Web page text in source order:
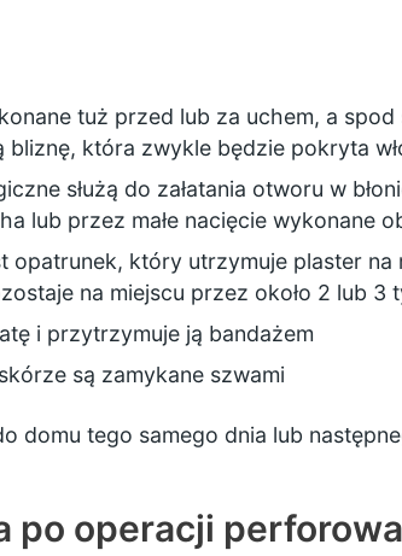
tuż przed lub za uchem, a
która zwykle będzie pokryta
służą do załatania otworu w
lub przez małe nacięcie wykonane
opatrunek, który utrzymuje plaster
na miejscu przez około 2 lub 3
i przytrzymuje ją bandażem
są zamykane szwami
domu tego samego dnia lub
po operacji